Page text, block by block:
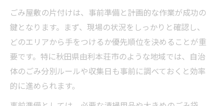
ごみ屋敷の片付けは、事前準備と計画的な作業が成功の
鍵となります。まず、現場の状況をしっかりと確認し、
どのエリアから手をつけるか優先順位を決めることが重
要です。特に秋田県由利本荘市のような地域では、自治
体のごみ分別ルールや収集日も事前に調べておくと効率
的に進められます。